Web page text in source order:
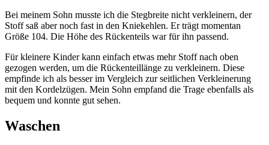
Bei meinem Sohn musste ich die Stegbreite nicht verkleinern, der
Stoff saß aber noch fast in den Kniekehlen. Er trägt momentan
Größe 104. Die Höhe des Rückenteils war für ihn passend.
Für kleinere Kinder kann einfach etwas mehr Stoff nach oben
gezogen werden, um die Rückenteillänge zu verkleinern. Diese
empfinde ich als besser im Vergleich zur seitlichen Verkleinerung
mit den Kordelzügen. Mein Sohn empfand die Trage ebenfalls als
bequem und konnte gut sehen.
Waschen